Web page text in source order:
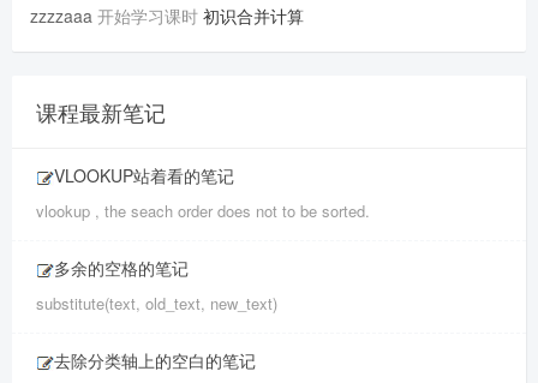
zzzzaaa 开始学习课时 初识合并计算
课程最新笔记
VLOOKUP站着看的笔记
vlookup , the seach order does not to be sorted.
多余的空格的笔记
substitute(text, old_text, new_text)
去除分类轴上的空白的笔记